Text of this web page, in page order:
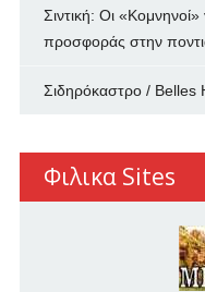
Σιντική: Οι
προσφοράς στην
Σιδηρόκαστρο / Belles
Φιλικα Sites